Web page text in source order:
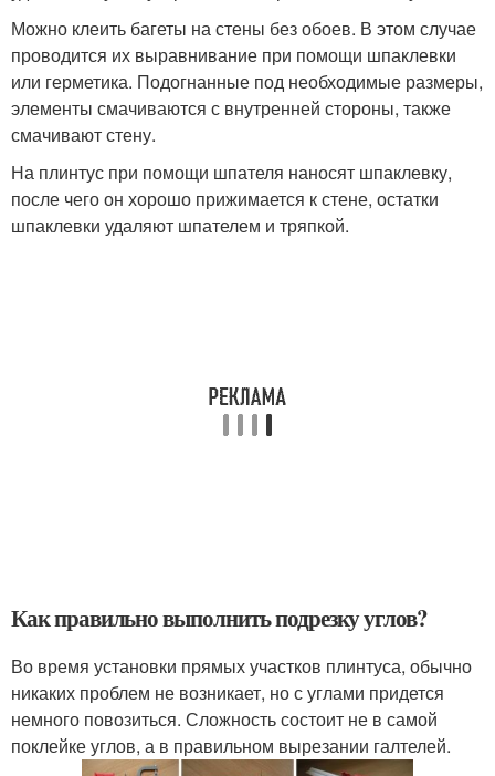
Можно клеить багеты на стены без обоев. В этом случае
проводится их выравнивание при помощи шпаклевки
или герметика. Подогнанные под необходимые размеры,
элементы смачиваются с внутренней стороны, также
смачивают стену.
На плинтус при помощи шпателя наносят шпаклевку,
после чего он хорошо прижимается к стене, остатки
шпаклевки удаляют шпателем и тряпкой.
Как правильно выполнить подрезку углов?
Во время установки прямых участков плинтуса, обычно
никаких проблем не возникает, но с углами придется
немного повозиться. Сложность состоит не в самой
поклейке углов, а в правильном вырезании галтелей.